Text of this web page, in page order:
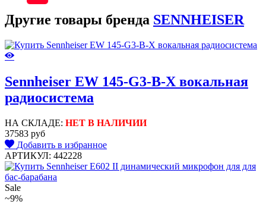
Другие товары бренда SENNHEISER
Sennheiser EW 145-G3-B-X вокальная
радиосистема
НА СКЛАДЕ: НЕТ В НАЛИЧИИ
37583 руб
Добавить в избранное
АРТИКУЛ: 442228
Sale
~9%